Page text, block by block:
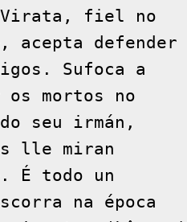
Virata, fiel no
acepta defender
Sufoca a
mortos no
seu irmán,
lle miran
É todo un
na época